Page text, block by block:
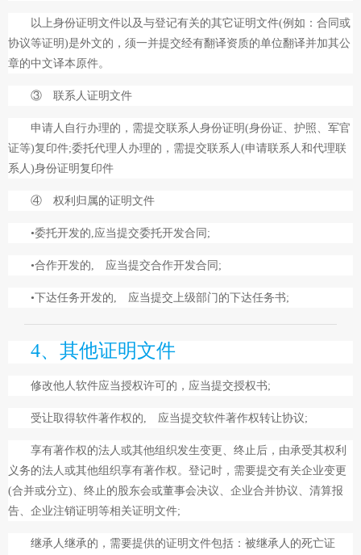
以上身份证明文件以及与登记有关的其它证明文件(例如：合同或
协议等证明)是外文的，须一并提交经有翻译资质的单位翻译并加其公
章的中文译本原件。
③ 联系人证明文件
申请人自行办理的，需提交联系人身份证明(身份证、护照、军官
证等)复印件;委托代理人办理的，需提交联系人(申请联系人和代理联
系人)身份证明复印件
④ 权利归属的证明文件
•委托开发的,应当提交委托开发合同;
•合作开发的, 应当提交合作开发合同;
•下达任务开发的, 应当提交上级部门的下达任务书;
4、其他证明文件
修改他人软件应当授权许可的，应当提交授权书;
受让取得软件著作权的, 应当提交软件著作权转让协议;
享有著作权的法人或其他组织发生变更、终止后，由承受其权利
义务的法人或其他组织享有著作权。登记时，需要提交有关企业变更
(合并或分立)、终止的股东会或董事会决议、企业合并协议、清算报
告、企业注销证明等相关证明文件;
继承人继承的，需要提供的证明文件包括：被继承人的死亡证